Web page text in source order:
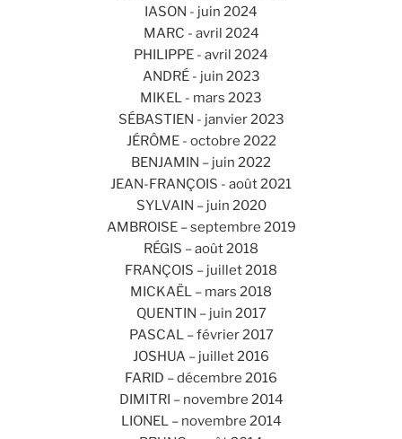
IASON - juin 2024
MARC - avril 2024
PHILIPPE - avril 2024
ANDRÉ - juin 2023
MIKEL - mars 2023
SÉBASTIEN - janvier 2023
JÉRÔME - octobre 2022
BENJAMIN – juin 2022
JEAN-FRANÇOIS - août 2021
SYLVAIN – juin 2020
AMBROISE – septembre 2019
RÉGIS – août 2018
FRANÇOIS – juillet 2018
MICKAËL – mars 2018
QUENTIN – juin 2017
PASCAL – février 2017
JOSHUA – juillet 2016
FARID – décembre 2016
DIMITRI – novembre 2014
LIONEL – novembre 2014